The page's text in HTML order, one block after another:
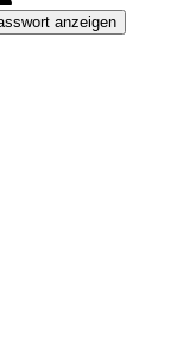
anzeigen